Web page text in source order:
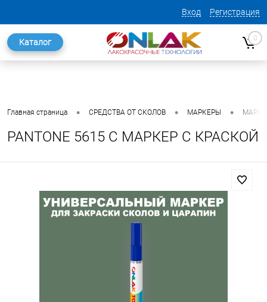
Вход Регистрация
Каталог 0
Главная страница • СРЕДСТВА ОТ СКОЛОВ • МАРКЕРЫ •
PANTONE 5615 C МАРКЕР С КРАСКОЙ